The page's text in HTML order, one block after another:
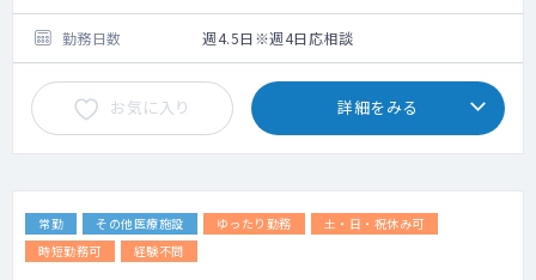
勤務日数 週4.5日※週4日応相談
お気に入り 詳細をみる
常勤 その他医療施設 ゆったり勤務
土・日・祝休み可
時短勤務可
経験不問